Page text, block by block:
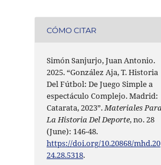
CÓMO CITAR
Simón Sanjurjo, Juan Antonio.
2025. “González Aja, T. Historia
Del Fútbol: De Juego Simple a
espectáculo Complejo. Madrid:
Catarata, 2023”.Materiales
La Historia Del Deporte, no. 28
(June): 146-48.
https://doi.org/10.20868/mhd.20
24.28.5318.